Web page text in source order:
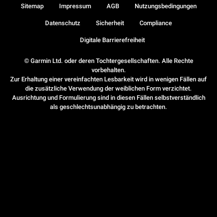
© Garmin Ltd. oder deren Tochtergesellschaften. Alle Rechte
vorbehalten.
Zur Erhaltung einer vereinfachten Lesbarkeit wird in wenigen Fällen auf
die zusätzliche Verwendung der weiblichen Form verzichtet.
Ausrichtung und Formulierung sind in diesen Fällen selbstverständlich
als geschlechtsunabhängig zu betrachten.
Sitemap Impressum AGB Nutzungsbedingungen
Datenschutz Sicherheit Compliance
Digitale Barrierefreiheit